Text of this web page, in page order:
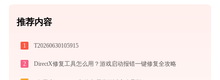
推荐内容
1 T20260630105915
2 DirectX修复工具怎么用？游戏启动报错一键修复全攻略